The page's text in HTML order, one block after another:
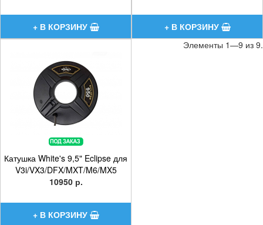
Катушка White's 9,5" Eclipse для
V3i/VX3/DFX/MXT/M6/MX5
10950 р.
Элементы 1—9 из 9.